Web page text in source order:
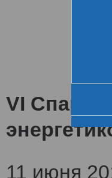
VI
11 июня